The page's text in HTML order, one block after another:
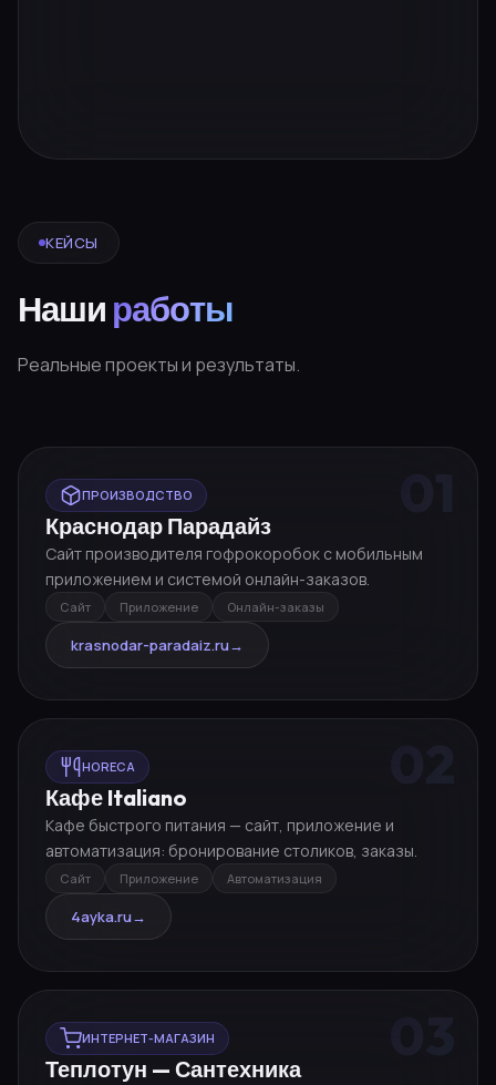
КЕЙСЫ
Наши работы
Реальные проекты и результаты.
ПРОИЗВОДСТВО
Краснодар Парадайз
Сайт производителя гофрокоробок с мобильным
приложением и системой онлайн-заказов.
Сайт Приложение Онлайн-заказы
krasnodar-paradaiz.ru→
HORECA
Кафе Italiano
Кафе быстрого питания — сайт, приложение и
автоматизация: бронирование столиков, заказы.
Сайт Приложение Автоматизация
4ayka.ru→
ИНТЕРНЕТ-МАГАЗИН
Теплотун — Сантехника